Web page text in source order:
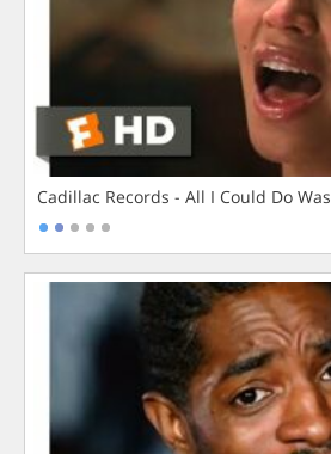
Cadillac Records - All I Could Do